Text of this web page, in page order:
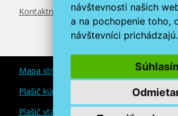
návštevnosti našich
a na pochopenie toho,
návštevníci prichádzajú.
Kontaktné údaje
Mapa stránok
Plašič kún a myší
Plašič vtákov